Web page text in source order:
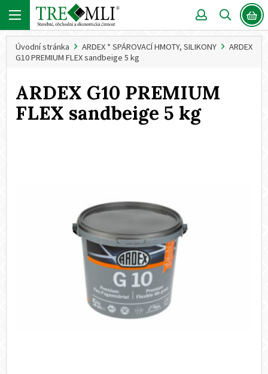
Úvodní stránka ARDEX * SPÁROVACÍ HMOTY, SILIKONY
ARDEX
G10 PREMIUM FLEX sandbeige 5 kg
ARDEX G10 PREMIUM
FLEX sandbeige 5 kg